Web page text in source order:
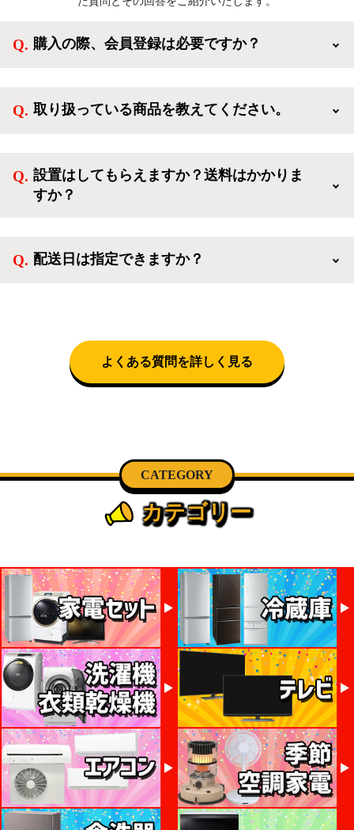
購入の際、会員登録は必要ですか？
方、登録しなくてもカートに商品を入れた後、ログイ
取り扱っている商品を教えてください。
活を応援するような家電セットから、季節・空調家
電、調理家電、生活家電まで、幅広く中古家電を取り
設置はしてもらえますか？送料はかかりま
すか？
神奈川・千葉)において自社配送を選択いただくこと
配送日は指定できますか？
話にて日時決定に関するご連絡をさせて頂きます。
よくある質問を詳しく見る
CATEGORY
カテゴリー